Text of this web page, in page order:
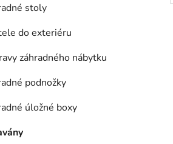
stoly
do exteriéru
záhradného nábytku
podnožky
úložné boxy